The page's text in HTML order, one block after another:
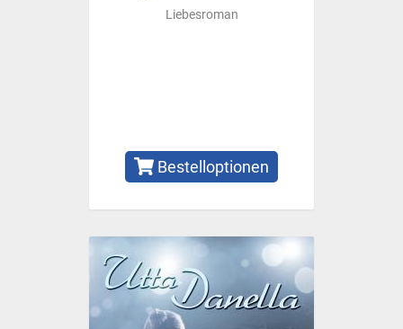
Liebesroman
Bestelloptionen